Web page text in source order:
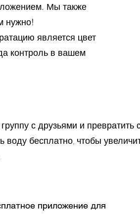
Мы также
нужно!
является цвет
контроль в вашем
с друзьями и превратить
бесплатно, чтобы
приложение для